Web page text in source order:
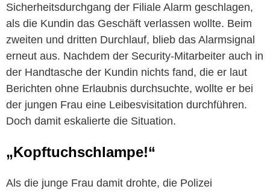
Sicherheitsdurchgang der Filiale Alarm geschlagen,
als die Kundin das Geschäft verlassen wollte. Beim
zweiten und dritten Durchlauf, blieb das Alarmsignal
erneut aus. Nachdem der Security-Mitarbeiter auch in
der Handtasche der Kundin nichts fand, die er laut
Berichten ohne Erlaubnis durchsuchte, wollte er bei
der jungen Frau eine Leibesvisitation durchführen.
Doch damit eskalierte die Situation.
„Kopftuchschlampe!“
Als die junge Frau damit drohte, die Polizei